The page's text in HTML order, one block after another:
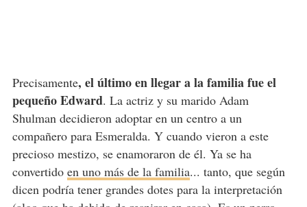
Precisamente, el último en llegar a la familia fue el
pequeño Edward. La actriz y su marido Adam
Shulman decidieron adoptar en un centro a un
compañero para Esmeralda. Y cuando vieron a este
precioso mestizo, se enamoraron de él. Ya se ha
convertido en uno más de la familia... tanto, que según
dicen podría tener grandes dotes para la interpretación